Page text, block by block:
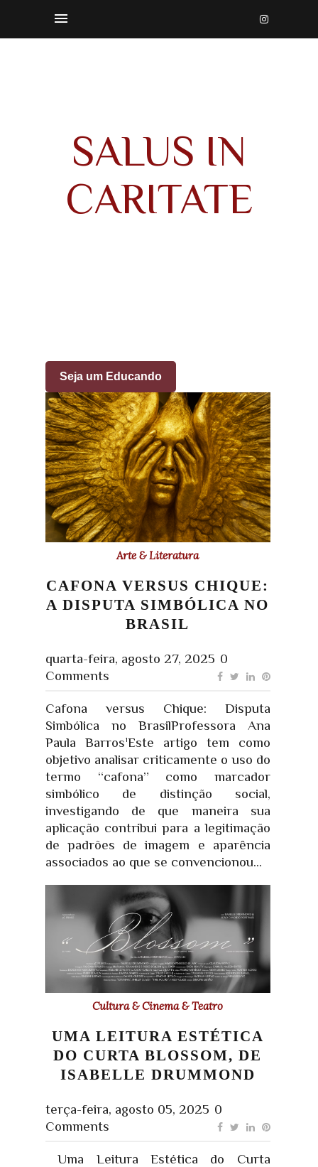
SALUS IN
CARITATE
Seja um Educando
Arte & Literatura
CAFONA VERSUS CHIQUE:
A DISPUTA SIMBÓLICA NO
BRASIL
quarta-feira, agosto 27, 2025 0
Comments
Cafona versus Chique: Disputa
Simbólica no BrasilProfessora Ana
Paula Barros¹Este artigo tem como
objetivo analisar criticamente o uso do
termo “cafona” como marcador
simbólico de distinção social,
investigando de que maneira sua
aplicação contribui para a legitimação
de padrões de imagem e aparência
associados ao que se convencionou...
Cultura & Cinema & Teatro
UMA LEITURA ESTÉTICA
DO CURTA BLOSSOM, DE
ISABELLE DRUMMOND
terça-feira, agosto 05, 2025 0
Comments
Uma Leitura Estética do Curta